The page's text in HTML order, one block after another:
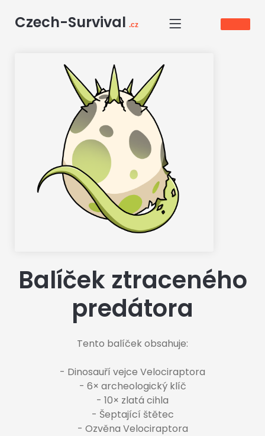
Czech-Survival .cz
Balíček ztraceného
predátora
Tento balíček obsahuje:
- Dinosauří vejce Velociraptora
- 6× archeologický klíč
- 10× zlatá cihla
- Šeptající štětec
- Ozvěna Velociraptora